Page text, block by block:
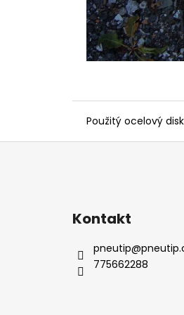
Použitý ocelový
Z
Kontakt
pneutip@
775662288